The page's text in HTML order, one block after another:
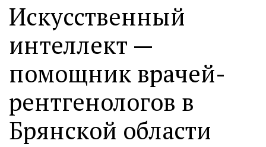
Искусственный
интеллект —
помощник врачей-
рентгенологов в
Брянской области